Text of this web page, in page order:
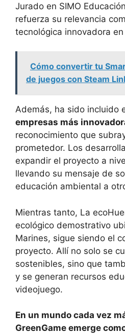
Jurado en SIMO
refuerza su relevancia
tecnológica innovadora
Cómo convertir tu
de juegos con Steam
Además, ha sido incluido
empresas más
reconocimiento que
prometedor. Los
expandir el proyecto a
llevando su mensaje de
educación ambiental a
Mientras tanto, La
ecológico demostrativo
Marines, sigue siendo el
proyecto. Allí no solo se
sostenibles, sino que
y se generan recursos
videojuego.
En un mundo cada vez
GreenGame emerge